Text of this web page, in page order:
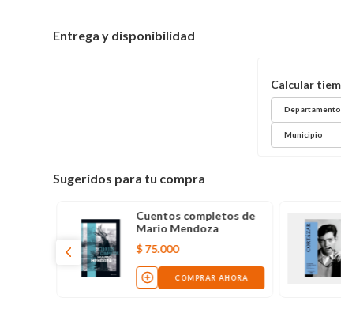
Entrega y disponibilidad
Departamento
Municipio
Sugeridos para tu compra
Cuentos completos de
Mario Mendoza
$ 75.000
COMPRAR AHORA